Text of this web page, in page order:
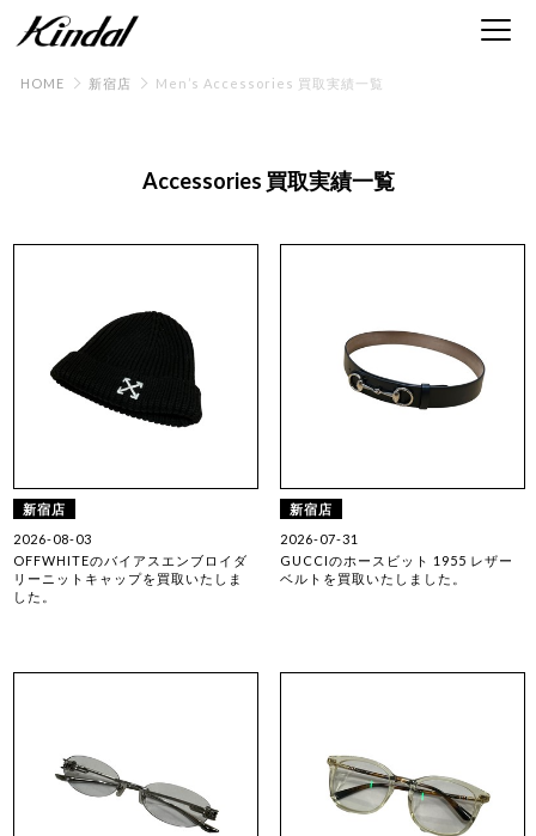
HOME 新宿店 Men’s Accessories 買取実績一覧
Accessories 買取実績一覧
新宿店
2026-08-03
OFFWHITEのバイアスエンブロイダ
リーニットキャップを買取いたしま
した。
新宿店
2026-07-31
GUCCIのホースビット 1955 レザー
ベルトを買取いたしました。